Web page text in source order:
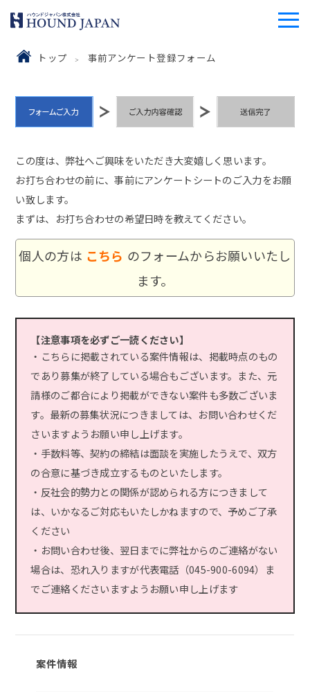
トップ 事前アンケート登録フォーム
この度は、弊社へご興味をいただき大変嬉しく思います。
お打ち合わせの前に、事前にアンケートシートのご入力をお願
い致します。
まずは、お打ち合わせの希望日時を教えてください。
個人の方は こちら のフォームからお願いいたし
ます。
【注意事項を必ずご一読ください】
・こちらに掲載されている案件情報は、掲載時点のもの
であり募集が終了している場合もございます。また、元
請様のご都合により掲載ができない案件も多数ございま
す。最新の募集状況につきましては、お問い合わせくだ
さいますようお願い申し上げます。
・手数料等、契約の締結は面談を実施したうえで、双方
の合意に基づき成立するものといたします。
・反社会的勢力との関係が認められる方につきまして
は、いかなるご対応もいたしかねますので、予めご了承
ください
・お問い合わせ後、翌日までに弊社からのご連絡がない
場合は、恐れ入りますが代表電話（045-900-6094）ま
でご連絡くださいますようお願い申し上げます
案件情報